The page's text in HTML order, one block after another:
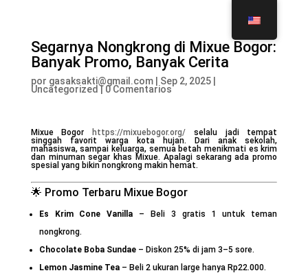
Segarnya Nongkrong di Mixue Bogor:
Banyak Promo, Banyak Cerita
por gasaksakti@gmail.com| Sep 2, 2025|
Uncategorized |0 Comentarios
Mixue Bogor https://mixuebogor.org/ selalu jadi tempat
singgah favorit warga kota hujan. Dari anak sekolah,
mahasiswa, sampai keluarga, semua betah menikmati es krim
dan minuman segar khas Mixue. Apalagi sekarang ada promo
spesial yang bikin nongkrong makin hemat.
🌟 Promo Terbaru Mixue Bogor
Es Krim Cone Vanilla – Beli 3 gratis 1 untuk teman
nongkrong.
Chocolate Boba Sundae– Diskon 25% di jam 3–5 sore.
Lemon Jasmine Tea– Beli 2 ukuran large hanya Rp22.000.